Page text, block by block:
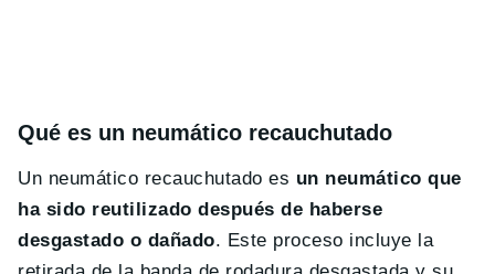
Qué es un neumático recauchutado
Un neumático recauchutado es un neumático que
ha sido reutilizado después de haberse
desgastado o dañado. Este proceso incluye la